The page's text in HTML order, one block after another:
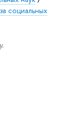
социальных